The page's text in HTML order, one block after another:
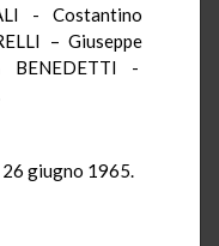
- Costantino
– Giuseppe
-
giugno 1965.